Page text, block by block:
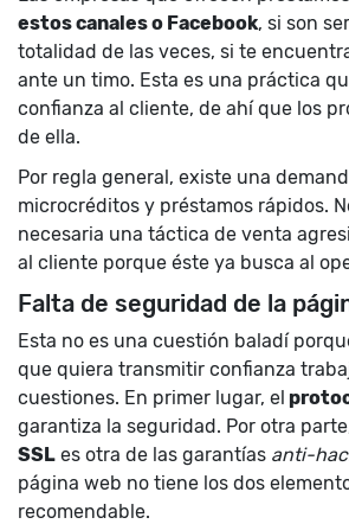
estos canales o Facebook, si son
totalidad de las veces, si te
ante un timo. Esta es una práctica
confianza al cliente, de ahí que los
de ella.
Por regla general, existe una
microcréditos y préstamos rápidos.
necesaria una táctica de venta
al cliente porque éste ya busca al
Falta de seguridad de la
Esta no es una cuestión baladí
que quiera transmitir confianza
cuestiones. En primer lugar, el
garantiza la seguridad. Por otra
SSL es otra de las garantías anti-
página web no tiene los dos
recomendable.